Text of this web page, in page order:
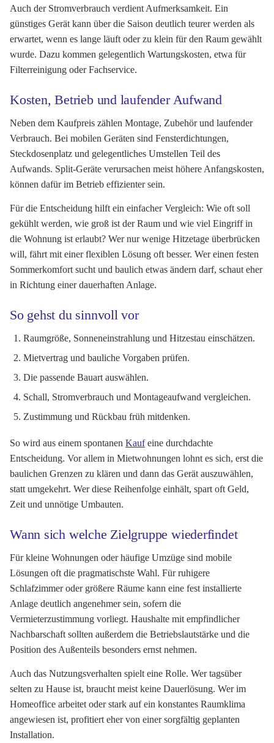
Auch der Stromverbrauch verdient Aufmerksamkeit. Ein
günstiges Gerät kann über die Saison deutlich teurer werden als
erwartet, wenn es lange läuft oder zu klein für den Raum gewählt
wurde. Dazu kommen gelegentlich Wartungskosten, etwa für
Filterreinigung oder Fachservice.
Kosten, Betrieb und laufender Aufwand
Neben dem Kaufpreis zählen Montage, Zubehör und laufender
Verbrauch. Bei mobilen Geräten sind Fensterdichtungen,
Steckdosenplatz und gelegentliches Umstellen Teil des
Aufwands. Split-Geräte verursachen meist höhere Anfangskosten,
können dafür im Betrieb effizienter sein.
Für die Entscheidung hilft ein einfacher Vergleich: Wie oft soll
gekühlt werden, wie groß ist der Raum und wie viel Eingriff in
die Wohnung ist erlaubt? Wer nur wenige Hitzetage überbrücken
will, fährt mit einer flexiblen Lösung oft besser. Wer einen festen
Sommerkomfort sucht und baulich etwas ändern darf, schaut eher
in Richtung einer dauerhaften Anlage.
So gehst du sinnvoll vor
Raumgröße, Sonneneinstrahlung und Hitzestau einschätzen.
Mietvertrag und bauliche Vorgaben prüfen.
Die passende Bauart auswählen.
Schall, Stromverbrauch und Montageaufwand vergleichen.
Zustimmung und Rückbau früh mitdenken.
So wird aus einem spontanen Kaufeine durchdachte
Entscheidung. Vor allem in Mietwohnungen lohnt es sich, erst die
baulichen Grenzen zu klären und dann das Gerät auszuwählen,
statt umgekehrt. Wer diese Reihenfolge einhält, spart oft Geld,
Zeit und unnötige Umbauten.
Wann sich welche Zielgruppe wiederfindet
Für kleine Wohnungen oder häufige Umzüge sind mobile
Lösungen oft die pragmatischste Wahl. Für ruhigere
Schlafzimmer oder größere Räume kann eine fest installierte
Anlage deutlich angenehmer sein, sofern die
Vermieterzustimmung vorliegt. Haushalte mit empfindlicher
Nachbarschaft sollten außerdem die Betriebslautstärke und die
Position des Außenteils besonders ernst nehmen.
Auch das Nutzungsverhalten spielt eine Rolle. Wer tagsüber
selten zu Hause ist, braucht meist keine Dauerlösung. Wer im
Homeoffice arbeitet oder stark auf ein konstantes Raumklima
angewiesen ist, profitiert eher von einer sorgfältig geplanten
Installation.